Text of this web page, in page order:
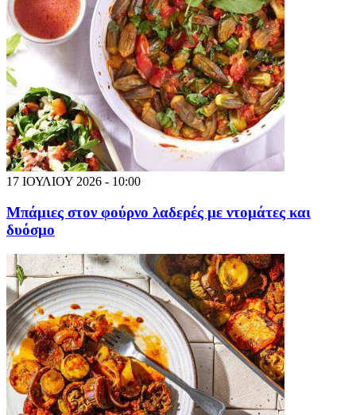
17 ΙΟΥΛΙΟΥ 2026 - 10:00
Μπάμιες στον φούρνο λαδερές με ντομάτες και
δυόσμο